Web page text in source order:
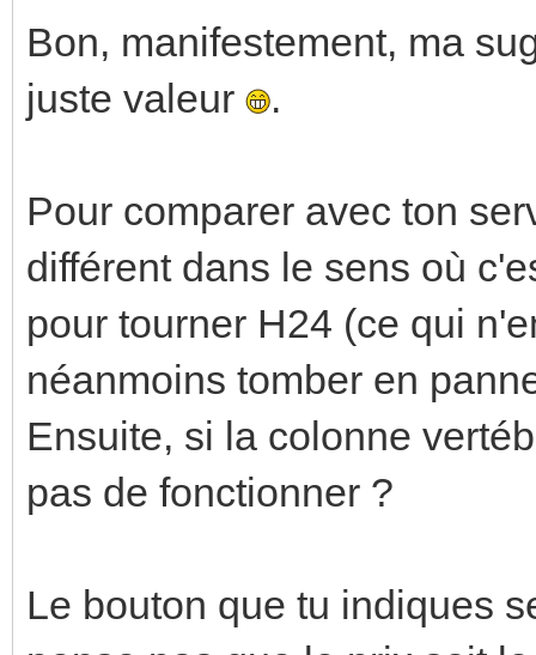
Bon, manifestement, ma
juste valeur
.
Pour comparer avec ton
différent dans le sens où
pour tourner H24 (ce qui
néanmoins tomber en
Ensuite, si la colonne
pas de fonctionner ?
Le bouton que tu indiques